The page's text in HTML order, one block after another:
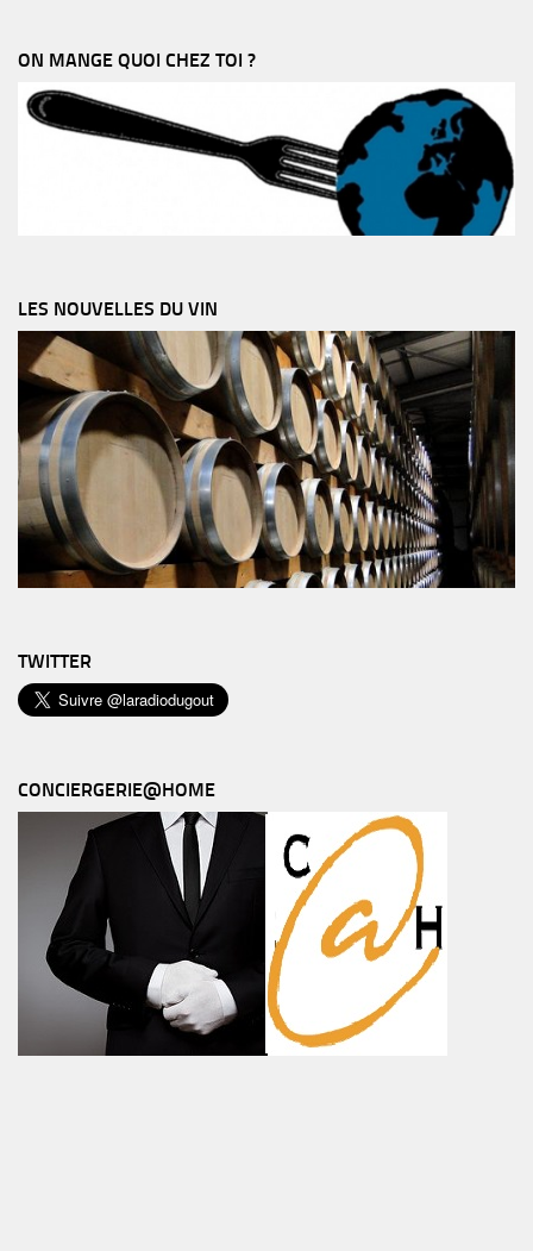
ON MANGE QUOI CHEZ TOI ?
LES NOUVELLES DU VIN
TWITTER
CONCIERGERIE@HOME